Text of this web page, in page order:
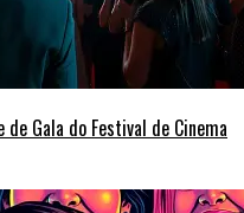
Gala do Festival de Cinema